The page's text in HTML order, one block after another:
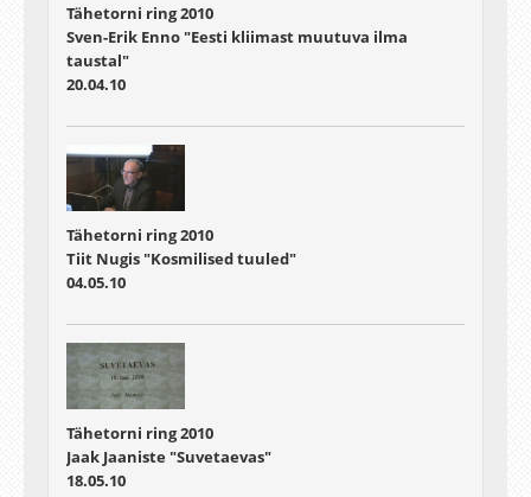
Tähetorni ring 2010
Sven-Erik Enno "Eesti kliimast muutuva ilma
taustal"
20.04.10
Tähetorni ring 2010
Tiit Nugis "Kosmilised tuuled"
04.05.10
Tähetorni ring 2010
Jaak Jaaniste "Suvetaevas"
18.05.10